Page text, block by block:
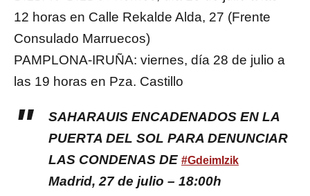
12 horas en Calle Rekalde Alda, 27 (Frente
Consulado Marruecos)
PAMPLONA-IRUÑA: viernes, día 28 de julio a
las 19 horas en Pza. Castillo
SAHARAUIS ENCADENADOS EN LA
PUERTA DEL SOL PARA DENUNCIAR
LAS CONDENAS DE #GdeimIzik
Madrid, 27 de julio – 18:00h